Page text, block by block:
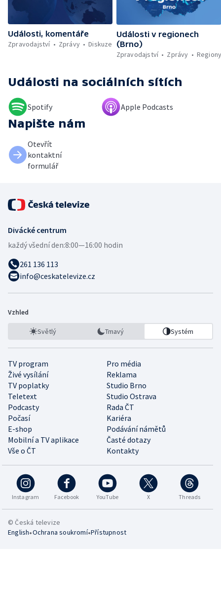
Události, komentáře
Zpravodajství
Zprávy Diskuze
Události v regionech
(Brno)
Zpravodajství
Zprávy
Události na sociálních sítích
Spotify Apple Podcasts
Napište nám
Otevřít
kontaktní
formulář
Divácké centrum
každý všední den:8:00—16:00 hodin
261 136 113
info@ceskatelevize.cz
Vzhled
Světlý Tmavý Systém
TV program
Pro média
Živé vysílání
Reklama
TV poplatky
Studio Brno
Teletext
Studio Ostrava
Podcasty
Rada ČT
Počasí
Kariéra
E-shop
Podávání námětů
Mobilní a TV aplikace
Časté dotazy
Vše o ČT
Kontakty
Instagram Facebook YouTube X Threads
© Česká televize
English•Ochrana soukromí•Přístupnost